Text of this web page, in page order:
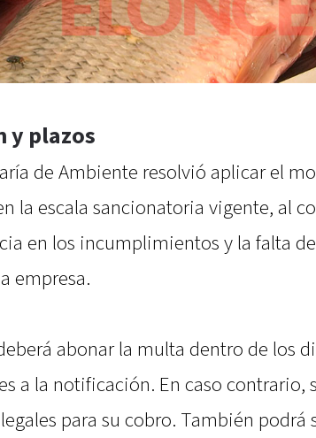
y plazos
de Ambiente resolvió aplicar el
la escala sancionatoria vigente, al
en los incumplimientos y la falta
empresa.
abonar la multa dentro de los
a la notificación. En caso contrario,
para su cobro. También podrá